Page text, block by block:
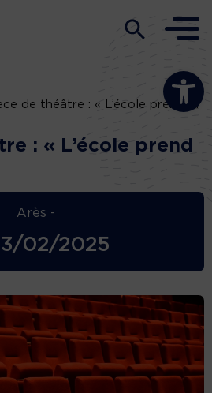
Ouvrir la
de théâtre : « L’école prend la
: « L’école prend
Arès -
02/2025